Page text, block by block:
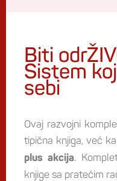
Biti
Sistem
sebi
Ovaj razvojni
tipična knjiga, već
plus akcija.
knjige sa pratećim